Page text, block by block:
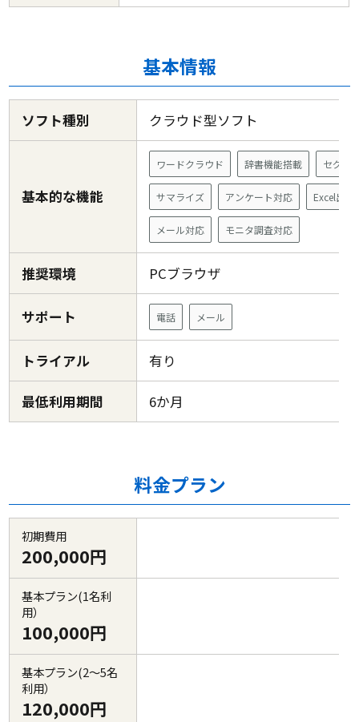
基本情報
ソフト種別 クラウド型ソフト
基本的な機能
ワードクラウド 辞書機能搭載 セグメ
サマライズ アンケート対応 Excel出力
メール対応 モニタ調査対応
推奨環境 PCブラウザ
サポート 電話 メール
トライアル 有り
最低利用期間 6か月
料金プラン
初期費用
200,000円
基本プラン(1名利
用）
100,000円
基本プラン(2～5名
利用）
120,000円